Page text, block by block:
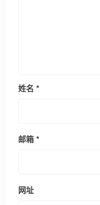
姓名 *
邮箱*
网址